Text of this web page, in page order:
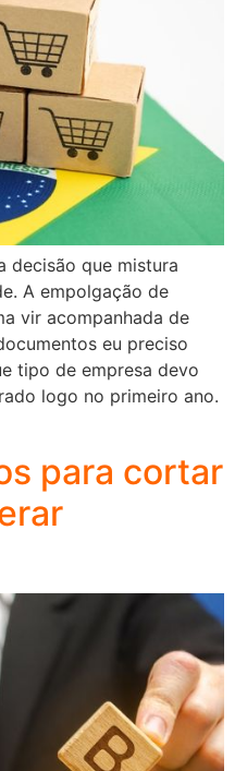
decisão que mistura
A empolgação de
vir acompanhada de
eu preciso
tipo de empresa devo
logo no primeiro ano.
para cortar